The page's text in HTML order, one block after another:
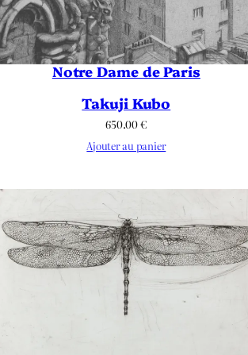
Notre Dame de Paris
Takuji Kubo
650.00€
Ajouter au panier